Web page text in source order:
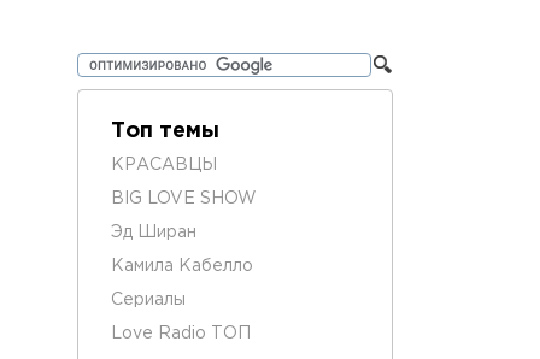
Топ темы
КРАСАВЦЫ
BIG LOVE SHOW
Эд Ширан
Камила Кабелло
Сериалы
Love Radio ТОП